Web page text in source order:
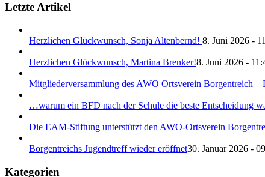
Letzte Artikel
Herzlichen Glückwunsch, Sonja Altenbernd! 8. Juni 2026 -
Herzlichen Glückwunsch, Martina Brenker!8. Juni 2026 -
Mitgliederversammlung des AWO Ortsverein Borgentreich –
…warum ein BFD nach der Schule die beste Entscheidung
Die EAM-Stiftung unterstützt den AWO-Ortsverein
Borgentreichs Jugendtreff wieder eröffnet30. Januar 2026 -
Kategorien